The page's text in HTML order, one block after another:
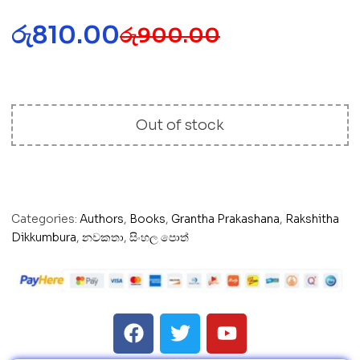
රු900.00
රු810.00
Out of stock
Categories: Authors, Books, Grantha Prakashana, Rakshitha
Dikkumbura, නවකතා, සිංහල පොත්